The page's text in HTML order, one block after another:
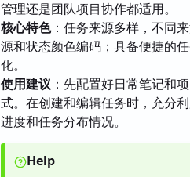
管理还是团队项目协作都适用。
核心特色：任务来源多样，不同
源和状态颜色编码；具备便捷的
化。
使用建议 ：先配置好日常笔记和
式。在创建和编辑任务时，充分
进度和任务分布情况。
Help